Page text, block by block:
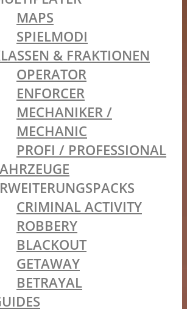
MAPS
SPIELMODI
& FRAKTIONEN
OPERATOR
ENFORCER
MECHANIKER /
MECHANIC
PROFI / PROFESSIONAL
CRIMINAL ACTIVITY
ROBBERY
BLACKOUT
GETAWAY
BETRAYAL